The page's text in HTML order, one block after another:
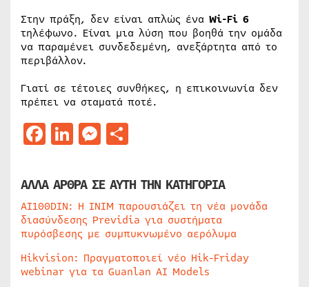
Στην πράξη, δεν είναι απλώς ένα Wi-Fi 6
τηλέφωνο. Είναι μια λύση που βοηθά την ομάδα
να παραμένει συνδεδεμένη, ανεξάρτητα από το
περιβάλλον.
Γιατί σε τέτοιες συνθήκες, η επικοινωνία δεν
πρέπει να σταματά ποτέ.
Facebook
LinkedIn
Messenger
ΑΛΛΑ ΑΡΘΡΑ ΣΕ ΑΥΤΗ ΤΗΝ ΚΑΤΗΓΟΡΙΑ
AI100DIN: Η INIM παρουσιάζει τη νέα μονάδα
διασύνδεσης Previdia για συστήματα
πυρόσβεσης με συμπυκνωμένο αερόλυμα
Hikvision: Πραγματοποιεί νέο Hik-Friday
webinar για τα Guanlan AI Models